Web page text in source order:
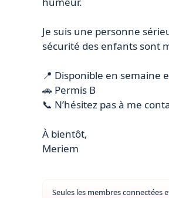
Je suis une personne
sécurité des enfants sont
📍 Disponible en semaine
🚗 Permis B
📞 N’hésitez pas à me
À bientôt,
Meriem
Seules les membres